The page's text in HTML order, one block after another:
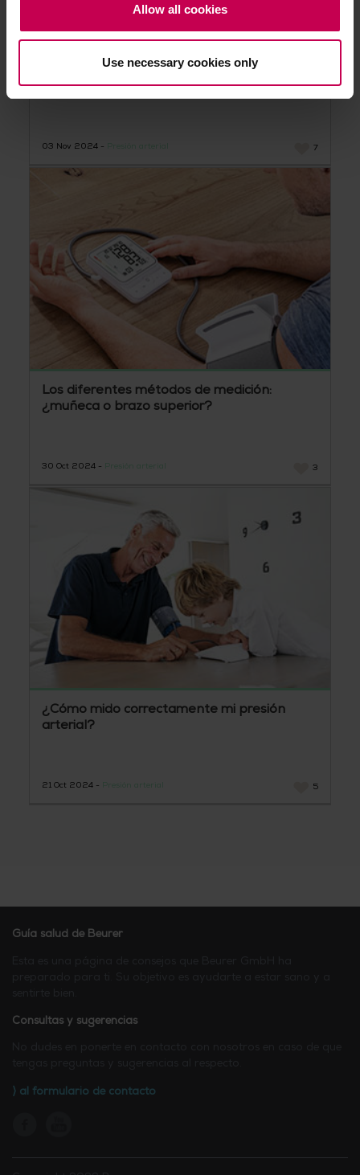
Allow all cookies
Use necessary cookies only
Tecnologías innovadoras de los
tensiómetros Beurer
03 Nov 2024 - 7
Los diferentes métodos de medición:
¿muñeca o brazo superior?
30 Oct 2024 - 3
¿Cómo mido correctamente mi presión
arterial?
21 Oct 2024 - Presión arterial 5
Guía salud de Beurer
Consultas y sugerencias
⟩ al formulario de contacto